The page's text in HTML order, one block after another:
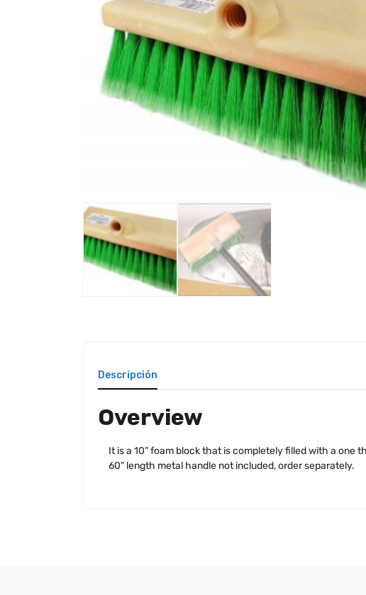
Descripción
Overview
It is a 10” foam block that is completely filled with a one
60” length metal handle not included, order separately.